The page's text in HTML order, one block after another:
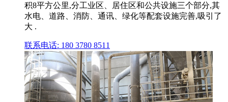
积8平方公里,分工业区、居住区和公共设施三个部分,其
水电、道路、消防、通讯、绿化等配套设施完善,吸引了
大 .
联系电话: 180 3780 8511